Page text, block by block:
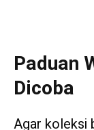
Paduan
Dicoba
Agar koleksi